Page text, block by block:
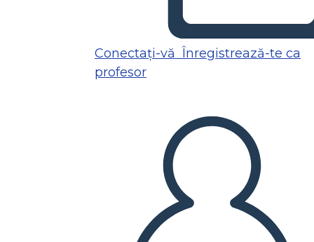
Conectați-vă Înregistrează-te ca
profesor